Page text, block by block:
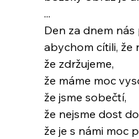
...
Den za dnem
abychom cítili, že
že zdržujeme,
že máme moc
že jsme sobečtí,
že nejsme dost
že je s námi moc